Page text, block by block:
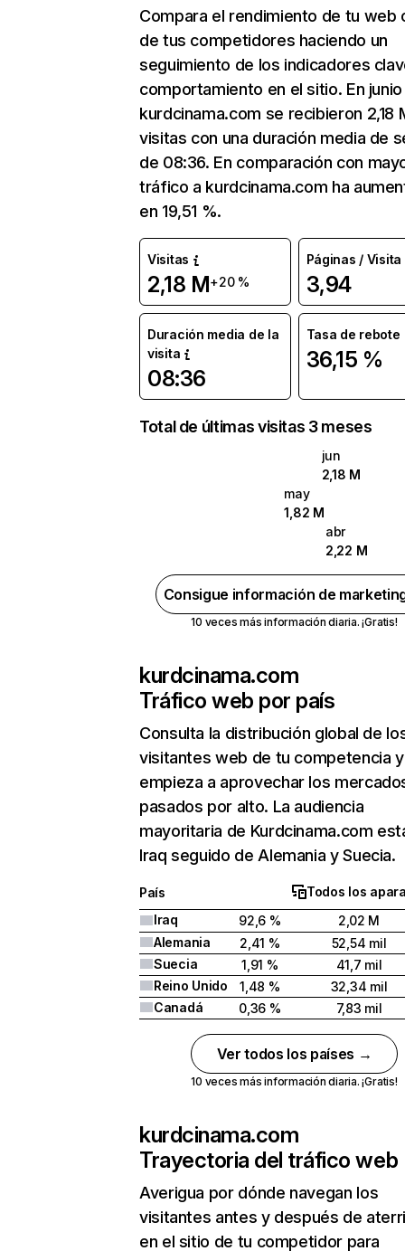
Compara el rendimiento de tu web
de tus competidores haciendo un
seguimiento de los indicadores
comportamiento en el sitio. En junio
kurdcinama.com se recibieron 2,18
visitas con una duración media de
de 08:36. En comparación con
tráfico a kurdcinama.com ha
en 19,51 %.
Visitas
2,18 M+20 %
Páginas / Visita
3,94
Duración media de la
visita
08:36
Tasa de rebote
36,15 %
Total de últimas visitas 3 meses
jun
2,18 M
may
1,82 M
abr
2,22 M
Consigue información de
10 veces más información diaria. ¡Gratis!
kurdcinama.com
Tráfico web por país
Consulta la distribución global de
visitantes web de tu competencia y
empieza a aprovechar los
pasados por alto. La audiencia
mayoritaria de Kurdcinama.com
Iraq seguido de Alemania y Suecia.
País
Todos los
Iraq
92,6 %
2,02 M
Alemania
2,41 %
52,54 mil
Suecia
1,91 %
41,7 mil
Reino Unido
1,48 %
32,34 mil
Canadá
0,36 % 7,83 mil
Ver todos los países →
10 veces más información diaria. ¡Gratis!
kurdcinama.com
Trayectoria del tráfico web
Averigua por dónde navegan los
visitantes antes y después de
en el sitio de tu competidor para